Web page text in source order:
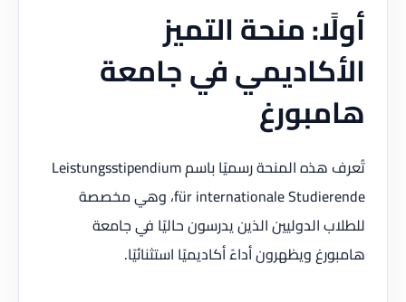
أولًا: منحة التميز
الأكاديمي في جامعة
هامبورغ
تُعرف هذه المنحة رسميًا باسم Leistungsstipendium
für internationale Studierende، وهي مخصصة
للطلاب الدوليين الذين يدرسون حاليًا في جامعة
هامبورغ ويظهرون أداءً أكاديميًا استثنائيًا.